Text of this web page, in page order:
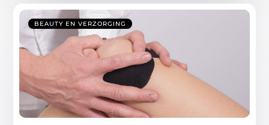
BEAUTY EN VERZORGING